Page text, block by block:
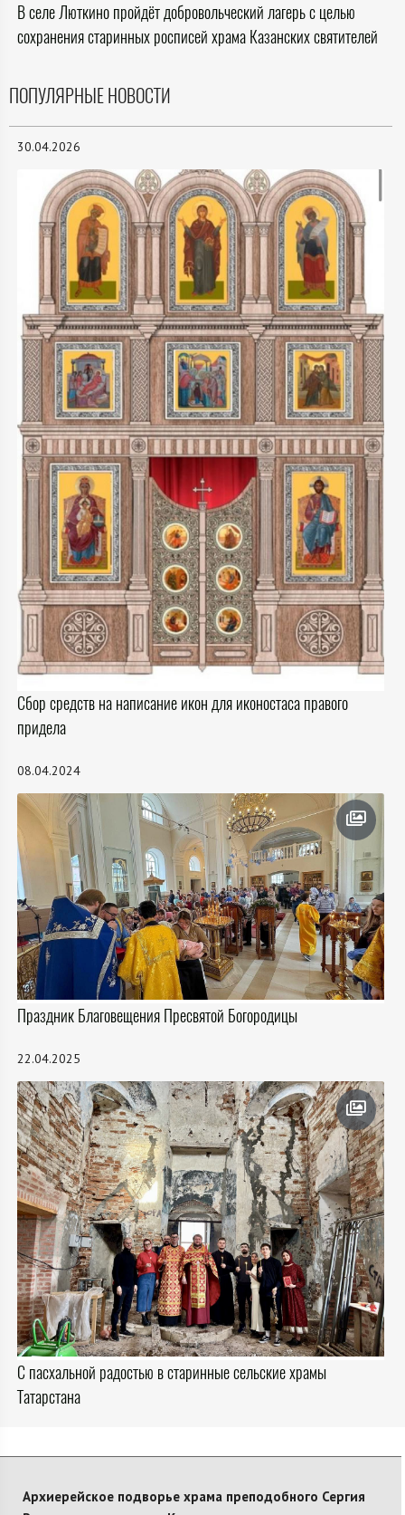
В селе Люткино пройдёт добровольческий лагерь с целью
сохранения старинных росписей храма Казанских святителей
ПОПУЛЯРНЫЕ НОВОСТИ
30.04.2026
Сбор средств на написание икон для иконостаса правого
придела
08.04.2024
Праздник Благовещения Пресвятой Богородицы
22.04.2025
С пасхальной радостью в старинные сельские храмы
Татарстана
Архиерейское подворье храма преподобного Сергия